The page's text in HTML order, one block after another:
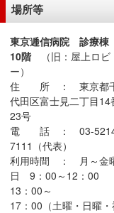
所
へ
移
動
し
ま
す
文
へ
移
動
場所等
東京逓信病院 診療棟
10階（旧：屋上ロビ
ー）
住 所 ： 東京都
代田区富士見二丁目14
23号
電 話 ： 03-
7111（代表）
利用時間 ： 月～金
日 9：00～12：00
13：00～
17：00（土曜・日曜・